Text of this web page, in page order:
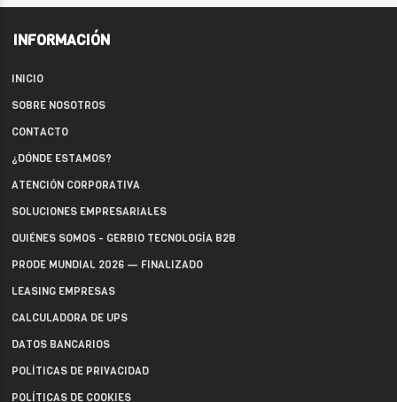
INFORMACIÓN
INICIO
SOBRE NOSOTROS
CONTACTO
¿DÓNDE ESTAMOS?
ATENCIÓN CORPORATIVA
SOLUCIONES EMPRESARIALES
QUIÉNES SOMOS - GERBIO TECNOLOGÍA B2B
PRODE MUNDIAL 2026 — FINALIZADO
LEASING EMPRESAS
CALCULADORA DE UPS
DATOS BANCARIOS
POLÍTICAS DE PRIVACIDAD
POLÍTICAS DE COOKIES